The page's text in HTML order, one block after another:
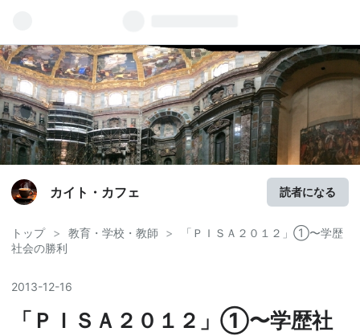
カイト・カフェ 読者になる
トップ > 教育・学校・教師 >
「ＰＩＳＡ２０１２」①〜学歴
社会の勝利
2013-12-16
「ＰＩＳＡ２０１２」①〜学歴社